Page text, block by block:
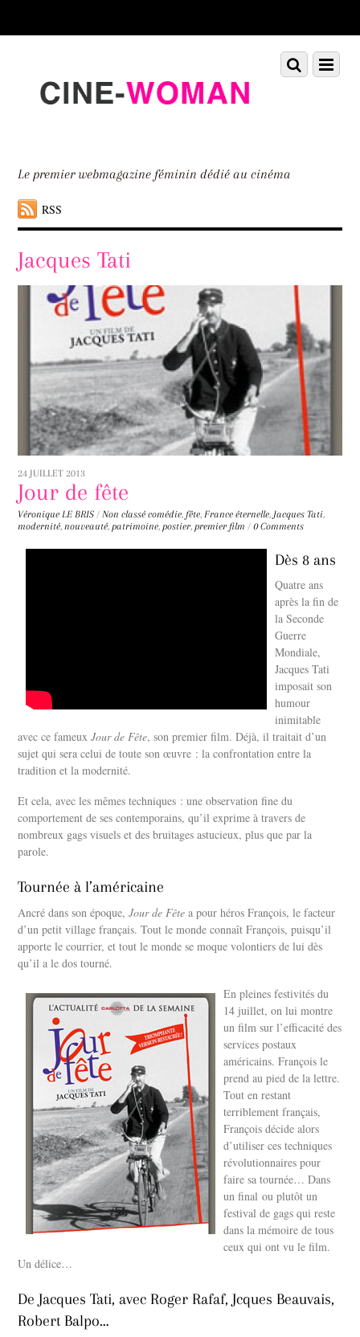
down
Le premier webmagazine féminin dédié au cinéma
RSS
Menu
Scroll
down
Jacques Tati
24 JUILLET 2013
Jour de fête
Véronique LE BRIS / Non classé comédie, fête, France éternelle, Jacques Tati,
modernité, nouveauté, patrimoine, postier, premier film / 0 Comments
Dès 8 ans
Quatre ans
après la fin de
la Seconde
Guerre
Mondiale,
Jacques Tati
imposait son
humour
inimitable
avec ce fameuxJour de Fête, son premier film. Déjà, il traitait d’un
sujet qui sera celui de toute son œuvre : la confrontation entre la
tradition et la modernité.
Et cela, avec les mêmes techniques : une observation fine du
comportement de ses contemporains, qu’il exprime à travers de
nombreux gags visuels et des bruitages astucieux, plus que par la
parole.
Tournée à l’américaine
Ancré dans son époque,Jour de Fête a pour héros François, le facteur
d’un petit village français. Tout le monde connaît François, puisqu’il
apporte le courrier, et tout le monde se moque volontiers de lui dès
qu’il a le dos tourné.
En pleines festivités du
14 juillet, on lui montre
un film sur l’efficacité des
services postaux
américains. François le
prend au pied de la lettre.
Tout en restant
terriblement français,
François décide alors
d’utiliser ces techniques
révolutionnaires pour
faire sa tournée… Dans
un final ou plutôt un
festival de gags qui reste
dans la mémoire de tous
ceux qui ont vu le film.
Un délice…
De Jacques Tati, avec Roger Rafaf, Jcques Beauvais,
Robert Balpo…